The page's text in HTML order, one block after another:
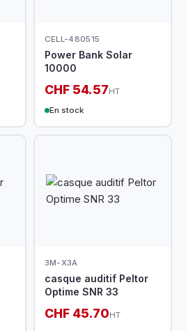
CELL-480515
Power Bank Solar
10000
CHF 54.57HT
En stock
3M-X3A
casque auditif Peltor
Optime SNR 33
CHF 45.70HT